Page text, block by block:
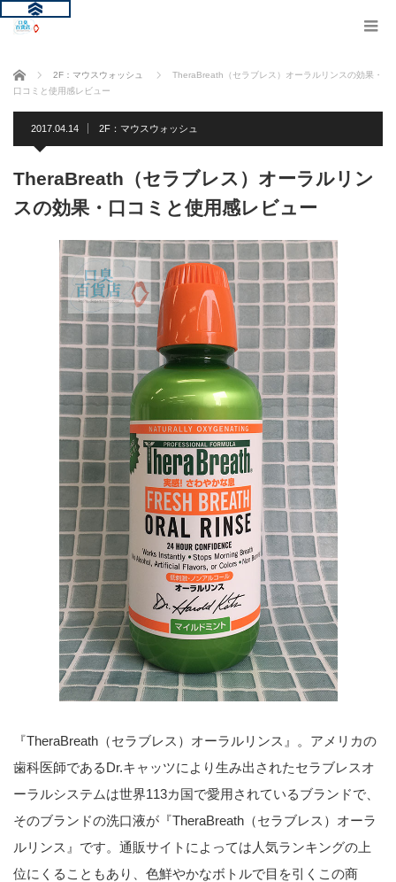
ホーム 2F：マウスウォッシュ
TheraBreath（セラブレス）オーラルリンスの効果・
口コミと使用感レビュー
2017.04.14 2F：マウスウォッシュ
TheraBreath（セラブレス）オーラルリン
スの効果・口コミと使用感レビュー
『TheraBreath（セラブレス）オーラルリンス』。アメリカの
歯科医師であるDr.キャッツにより生み出されたセラブレスオ
ーラルシステムは世界113カ国で愛用されているブランドで、
そのブランドの洗口液が『TheraBreath（セラブレス）オーラ
ルリンス』です。通販サイトによっては人気ランキングの上
位にくることもあり、色鮮やかなボトルで目を引くこの商